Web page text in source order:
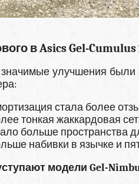
в Asics Gel-Cumulus
улучшения были
стала более
тонкая жаккардовая
больше пространства
набивки в язычке и
модели Gel-